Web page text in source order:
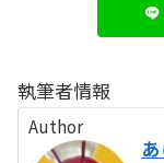
執筆者情報
Author